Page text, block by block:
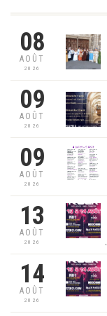
08
AOÛT
2026
09
AOÛT
2026
09
AOÛT
2026
13
AOÛT
2026
14
AOÛT
2026